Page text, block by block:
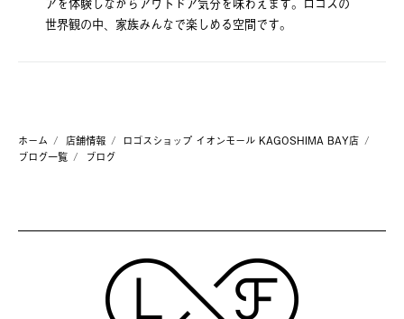
世界観の中、家族みんなで楽しめる空間です。
ホーム 店舗情報
ロゴスショップ イオンモール KAGOSHIMA BAY店
ブログ一覧
ブログ